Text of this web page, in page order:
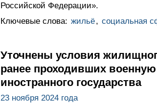
Российской Федерации».
Ключевые слова: жильё, социальная
Уточнены условия
ранее проходивших военную
иностранного государства
23 ноября 2024 года